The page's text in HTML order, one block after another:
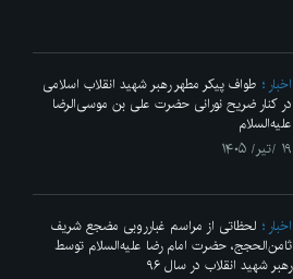
اخبار
طواف پیکر مطهر رهبر شهید انقلاب اسلامی
در کنار ضریح نورانی حضرت علی‌ بن موسی‌الرضا
علیه‌السلام
۱۹ /تیر/ ۱۴۰۵
اخبار
لحظاتی از مراسم غبارروبی مضجع شریف
ثامن‌الحجج، حضرت امام رضا علیه‌السلام توسط
رهبر شهید انقلاب در سال ۹۶